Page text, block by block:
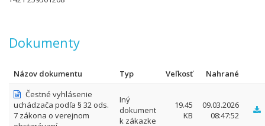
Dokumenty
Názov dokumentu Typ Veľkosť
Nahrané
Čestné vyhlásenie
uchádzača podľa § 32 ods.
7 zákona o verejnom
Iný
dokument
k zákazke
19.45
KB
09.03.2026
08:47:52